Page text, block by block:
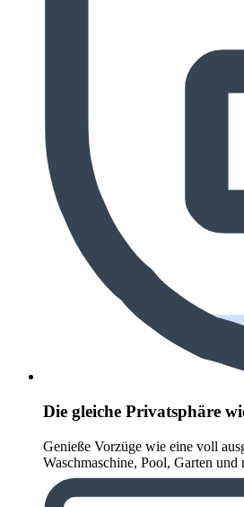
Die gleiche Privatsphäre
Genieße Vorzüge wie eine voll
Waschmaschine, Pool, Garten und